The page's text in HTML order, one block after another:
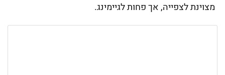
מצוינת לצפייה, אך פחות לגיימינג.